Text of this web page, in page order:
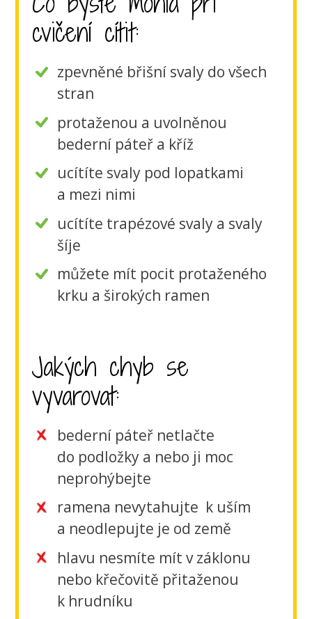
cvičení cítit:
zpevněné břišní svaly do všech
stran
protaženou a uvolněnou
bederní páteř a kříž
ucítíte svaly pod lopatkami
a mezi nimi
ucítíte trapézové svaly a svaly
šíje
můžete mít pocit protaženého
krku a širokých ramen
Jakých chyb se
vyvarovat:
bederní páteř netlačte
do podložky a nebo ji moc
neprohýbejte
ramena nevytahujte k uším
a neodlepujte je od země
hlavu nesmíte mít v záklonu
nebo křečovitě přitaženou
k hrudníku